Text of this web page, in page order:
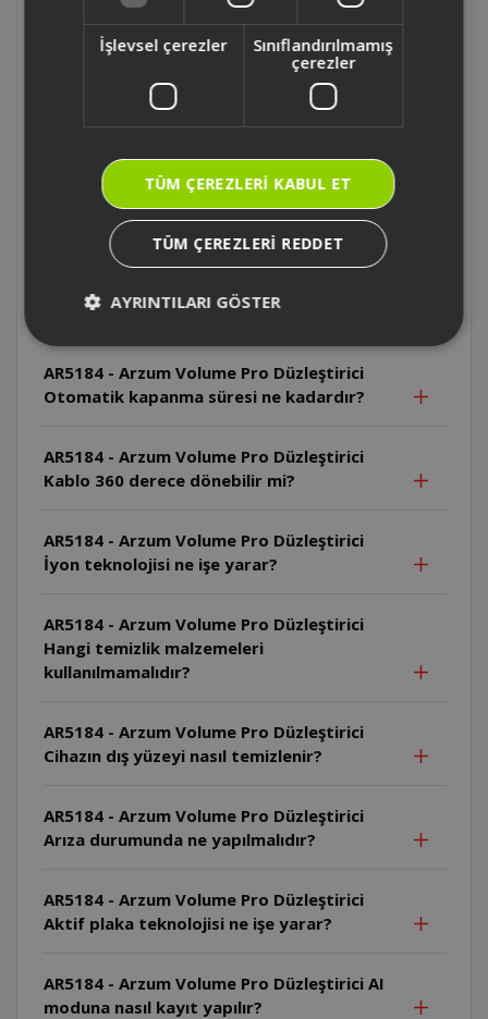
AR5184 - Arzum Volume Pro Düzleştirici Tuş
kilidi nasıl açılır?
AR5184 - Arzum Volume Pro Düzleştirici
Plakalar nasıl temizlenmelidir?
Plakalar hangi malzemeden yapılmıştır?
AR5184 - Arzum Volume Pro Düzleştirici
Otomatik kapanma süresi ne kadardır?
AR5184 - Arzum Volume Pro Düzleştirici
Kablo 360 derece dönebilir mi?
AR5184 - Arzum Volume Pro Düzleştirici
İyon teknolojisi ne işe yarar?
AR5184 - Arzum Volume Pro Düzleştirici
Hangi temizlik malzemeleri
kullanılmamalıdır?
AR5184 - Arzum Volume Pro Düzleştirici
Cihazın dış yüzeyi nasıl temizlenir?
AR5184 - Arzum Volume Pro Düzleştirici
Arıza durumunda ne yapılmalıdır?
AR5184 - Arzum Volume Pro Düzleştirici
Aktif plaka teknolojisi ne işe yarar?
AR5184 - Arzum Volume Pro Düzleştirici AI
moduna nasıl kayıt yapılır?
İşlevsel çerezler
Sınıflandırılmamış
çerezler
TÜM ÇEREZLERI KABUL ET
TÜM ÇEREZLERI REDDET
AYRINTILARI GÖSTER